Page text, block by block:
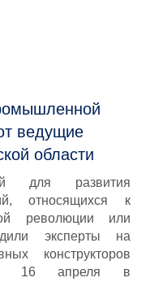
ведущие
области
для развития
относящихся к
революции или
эксперты на
конструкторов
16 апреля в